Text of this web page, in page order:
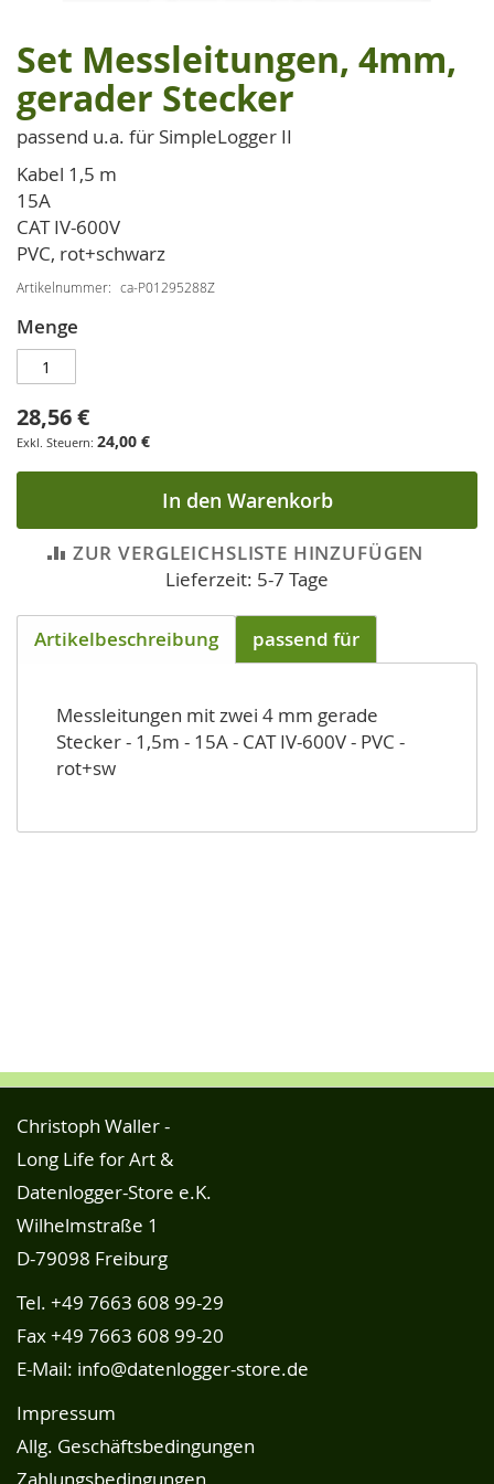
Zum
Anfang
der
Bildgalerie
Set Messleitungen, 4mm,
gerader Stecker
passend u.a. für SimpleLogger II
Kabel 1,5 m
15A
CAT IV-600V
PVC, rot+schwarz
Artikelnummer ca-P01295288Z
Menge
28,56 €
24,00 €
In den Warenkorb
ZUR VERGLEICHSLISTE HINZUFÜGEN
Lieferzeit: 5-7 Tage
Artikelbeschreibung passend für
Messleitungen mit zwei 4 mm gerade
Stecker - 1,5m - 15A - CAT IV-600V - PVC -
rot+sw
Christoph Waller -
Long Life for Art &
Datenlogger-Store e.K.
Wilhelmstraße 1
D-79098 Freiburg
Tel. +49 7663 608 99-29
Fax +49 7663 608 99-20
E-Mail: info@datenlogger-store.de
Impressum
Allg. Geschäftsbedingungen